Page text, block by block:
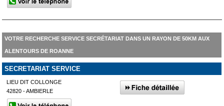
VOTRE RECHERCHE SERVICE SECRÉTARIAT DANS UN RAYON DE 50KM AUX
ALENTOURS DE ROANNE
SECRETARIAT SERVICE
LIEU DIT COLLONGE
42820 - AMBIERLE